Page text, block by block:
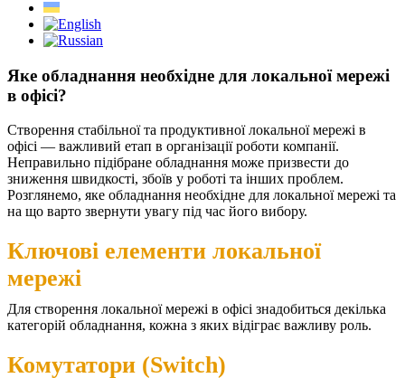
Яке обладнання необхідне для локальної мережі
в офісі?
Створення стабільної та продуктивної локальної мережі в
офісі — важливий етап в організації роботи компанії.
Неправильно підібране обладнання може призвести до
зниження швидкості, збоїв у роботі та інших проблем.
Розглянемо, яке обладнання необхідне для локальної мережі та
на що варто звернути увагу під час його вибору.
Ключові елементи локальної
мережі
Для створення локальної мережі в офісі знадобиться декілька
категорій обладнання, кожна з яких відіграє важливу роль.
Комутатори (Switch)